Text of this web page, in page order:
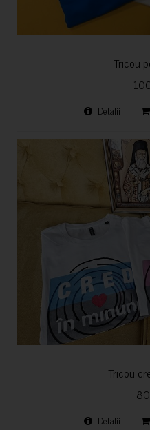
Tricou
Detalii
Tricou
Detalii